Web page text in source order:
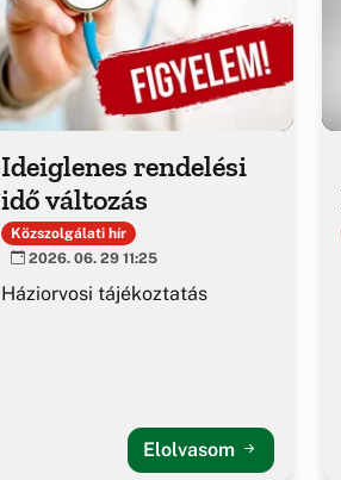
Ideiglenes rendelési
idő változás
Közszolgálati hír
2026. 06. 29 11:25
Háziorvosi tájékoztatás
Elolvasom